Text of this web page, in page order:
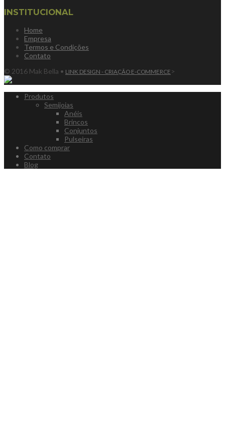
INSTITUCIONAL
Home
Empresa
Termos e Condições
Contato
© 2016 Mak Bella • LINK DESIGN - CRIAÇÃO E-COMMERCE >
Produtos
Semijoias
Anéis
Brincos
Conjuntos
Pulseiras
Como comprar
Contato
Blog